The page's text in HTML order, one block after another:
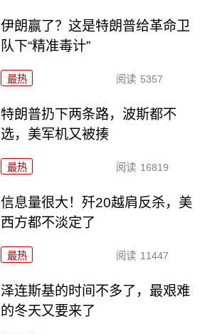
伊朗赢了？这是特朗普给革命卫
队下“精准毒计”
最热 阅读 5357
特朗普扔下两条路，波斯都不
选，美军机又被揍
最热 阅读 16819
信息量很大！歼20越肩反杀，美
西方都不淡定了
最热 阅读 11447
泽连斯基的时间不多了，最艰难
的冬天又要来了